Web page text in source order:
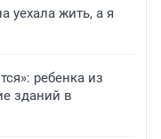
уехала жить, а я
ребенка из
зданий в